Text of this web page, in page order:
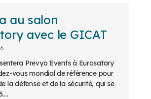
au salon
avec le GICAT
Prevyo Events à Eurosatory
vous mondial de référence pour
la défense et de la sécurité, qui se